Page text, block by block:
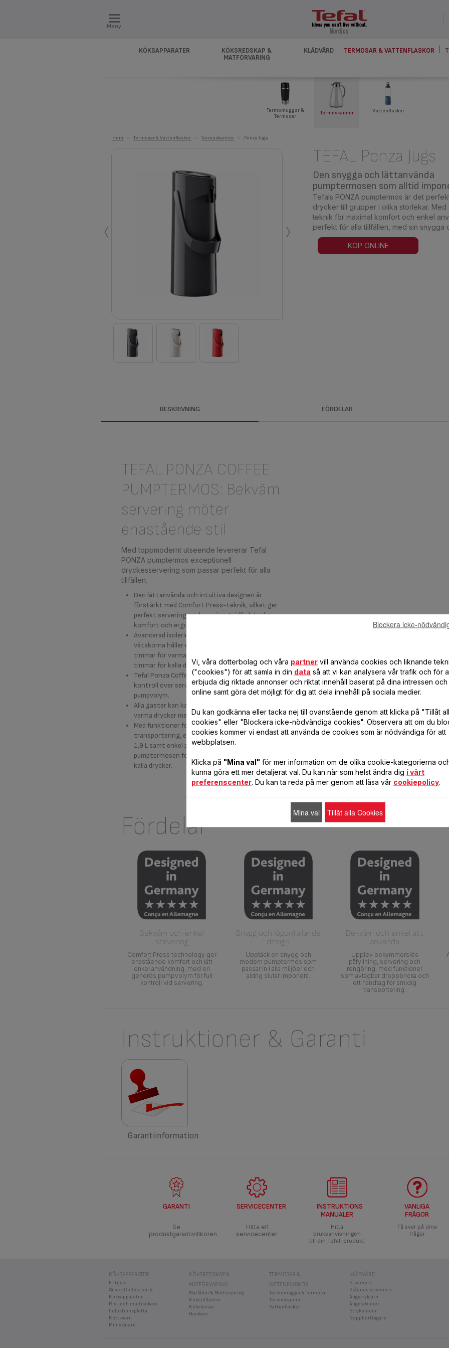
Meny
KÖKSAPPARATER
KÖKSREDSKAP &
MATFÖRVARING
KLÄDVÅRD TERMOSAR & VATTENFLASKOR
Termomuggar &
Termosar
Termoskannor Vattenflaskor
Hem Termosar & Vattenflaskor Termoskannor Ponza Jugs
‹ ›
TEFAL Ponza Jugs
Den snygga och lättanvända
pumptermosen som alltid
Tefals PONZA pumptermos är det
drycker till grupper i olika storlekar.
teknik för maximal komfort och enkel
perfekt för alla tillfällen, med sin snygga
KÖP ONLINE
BESKRIVNING FÖRDELAR
TEFAL PONZA COFFEE
PUMPTERMOS: Bekväm
servering möter
enastående stil
Med toppmodernt utseende levererar Tefal
PONZA pumptermos exceptionell
dryckesservering som passar perfekt för alla
tillfällen.
Den lättanvända och intuitiva designen är
förstärkt med Comfort Press-teknik, vilket ger
perfekt servering med en oöverträffad grad av
komfort och ergonomi.
Avancerad isoleringsteknik som ser till att
vätskorna håller optimal temperatur i upp till tolv
timmar för varma drycker och ända upp till 24
timmar för kalla drycker.
Tefal Ponza Coffee Airpot ger användaren full
kontroll över serveringen, och har en generös
pumpvolym.
Alla gäster kan känna sig som hemma med utsökta
varma drycker med perfekt temperatur varje gång.
Med funktioner för enkel rengöring och
transportering, en mångsidig och generös volym på
1,9 L samt enkel påfyllning, är PONZA den perfekta
pumptermosen för stilfull servering av varma och
kalla drycker.
Fördelar
Bekväm och enkel
servering
Comfort Press technology ger
enastående komfort och lätt
enkel användning, med en
generös pumpvolym för full
kontroll vid servering.
Snygg och iögonfallande
design
Upptäck en snygg och
modern pumptermos som
passar in i alla miljöer och
aldrig slutar imponera.
Bekväm och enkel att
använda
Upplev bekymmerslös
påfyllning, servering och
rengöring, med funktioner
som avtagbar droppbricka och
ett handtag för smidig
transportering.
Instruktioner & Garanti
Garantiinformation
GARANTI
Se
produktgarantivillkoren
SERVICECENTER
Hitta ett
servicecenter
INSTRUKTIONS
MANUALER
Hitta
bruksanvisningen
till din Tefal-produkt
VANLIGA
FRÅGOR
Få svar på dina
frågor
KÖKSAPPARATER
Fritöser
Snack Collection &
Köksapparater
Ris- och multikokare
Induktionsplatta
Köttkvarn
Miniskärare
KÖKSREDSKAP &
MATFÖRVARING
Matlådor & Matförvaring
Kökstillbehör
Köksknivar
Hackare
TERMOSAR &
VATTENFLASKOR
Termomuggar & Termosar
Termoskannor
Vattenflaskor
KLÄDVÅRD
Steamers
Stående steamers
Ångstrykjärn
Ångstationer
Strykbrädor
Noppborttagare
Vi, våra dotterbolag och våra partner vill använda cookies och liknande
("cookies") för att samla in din data så att vi kan analysera vår trafik och för
erbjuda dig riktade annonser och riktat innehåll baserat på dina intressen
online samt göra det möjligt för dig att dela innehåll på sociala medier.
Du kan godkänna eller tacka nej till ovanstående genom att klicka på "Tillåt
cookies" eller "Blockera icke-nödvändiga cookies". Observera att om du
cookies kommer vi endast att använda de cookies som är nödvändiga för att
webbplatsen.
Klicka på "Mina val" för mer information om de olika cookie-kategorierna
kunna göra ett mer detaljerat val. Du kan när som helst ändra dig i vårt
preferenscenter . Du kan ta reda på mer genom att läsa vår cookiepolicy
Blockera icke-
Mina val Tillåt alla Cookies